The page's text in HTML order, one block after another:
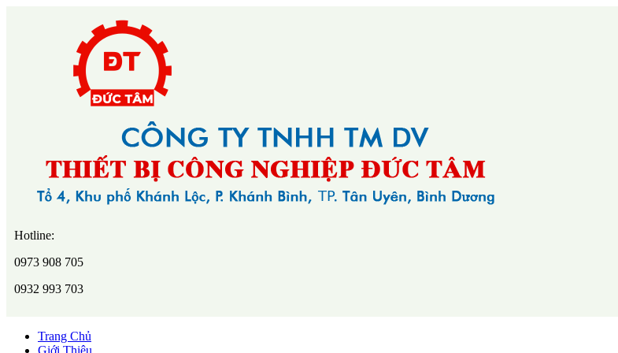
Hotline:
0973 908 705
0932 993 703
Trang Chủ
Giới Thiệu